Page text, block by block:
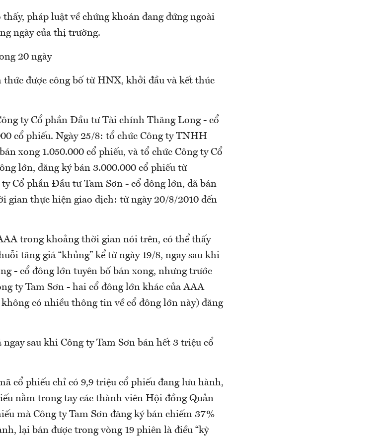
pháp luật về chứng khoán đang đứng ngoài
ngày của thị trường.
20 ngày
được công bố từ HNX, khởi đầu và kết thúc
ty Cổ phần Đầu tư Tài chính Thăng Long - cổ
cổ phiếu. Ngày 25/8: tổ chức Công ty TNHH
xong 1.050.000 cổ phiếu, và tổ chức Công ty Cổ
lớn, đăng ký bán 3.000.000 cổ phiếu từ
Cổ phần Đầu tư Tam Sơn - cổ đông lớn, đã bán
gian thực hiện giao dịch: từ ngày 20/8/2010 đến
trong khoảng thời gian nói trên, có thể thấy
tăng giá “khủng” kể từ ngày 19/8, ngay sau khi
- cổ đông lớn tuyên bố bán xong, nhưng trước
ty Tam Sơn - hai cổ đông lớn khác của AAA
có nhiều thông tin về cổ đông lớn này) đăng
sau khi Công ty Tam Sơn bán hết 3 triệu cổ
cổ phiếu chỉ có 9,9 triệu cổ phiếu đang lưu hành,
nằm trong tay các thành viên Hội đồng Quản
mà Công ty Tam Sơn đăng ký bán chiếm 37%
lại bán được trong vòng 19 phiên là điều “kỳ